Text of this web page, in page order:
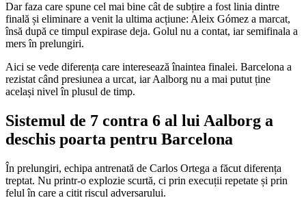
Dar faza care spune cel mai bine cât de subțire a fost linia dintre
finală și eliminare a venit la ultima acțiune: Aleix Gómez a marcat,
însă după ce timpul expirase deja. Golul nu a contat, iar semifinala a
mers în prelungiri.
Aici se vede diferența care interesează înaintea finalei. Barcelona a
rezistat când presiunea a urcat, iar Aalborg nu a mai putut ține
același nivel în plusul de timp.
Sistemul de 7 contra 6 al lui Aalborg a
deschis poarta pentru Barcelona
În prelungiri, echipa antrenată de Carlos Ortega a făcut diferența
treptat. Nu printr-o explozie scurtă, ci prin execuții repetate și prin
felul în care a citit riscul adversarului.